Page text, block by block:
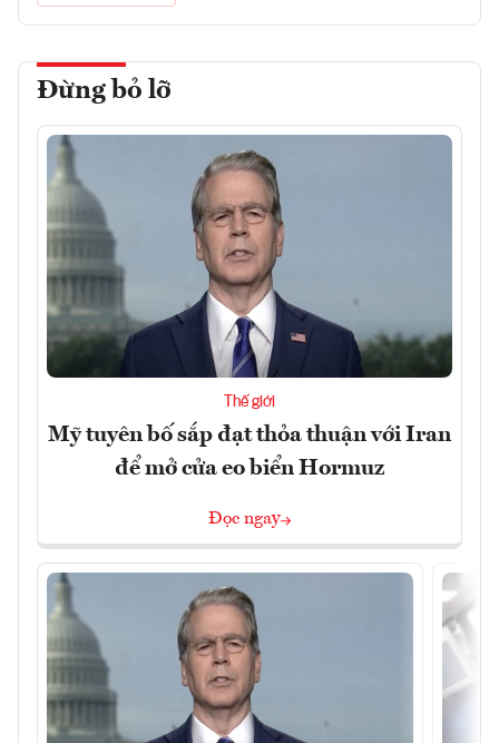
Đừng bỏ lỡ
Thế giới
Mỹ tuyên bố sắp đạt thỏa thuận với Iran
để mở cửa eo biển Hormuz
Đọc ngay